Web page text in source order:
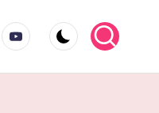
Youtube